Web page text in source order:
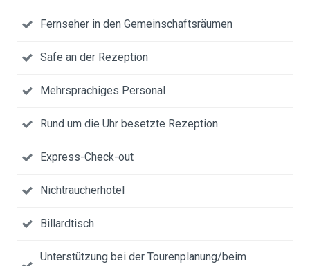
Fernseher in den Gemeinschaftsräumen
Safe an der Rezeption
Mehrsprachiges Personal
Rund um die Uhr besetzte Rezeption
Express-Check-out
Nichtraucherhotel
Billardtisch
Unterstützung bei der Tourenplanung/beim